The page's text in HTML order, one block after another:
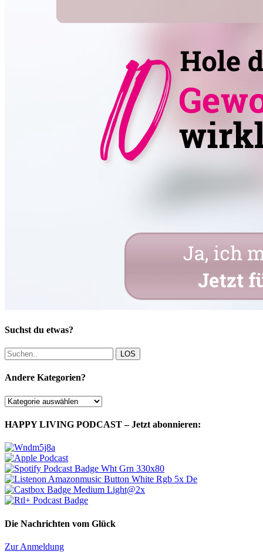
Suchst du etwas?
LOS
Andere Kategorien?
Andere
HAPPY LIVING PODCAST – Jetzt abonnieren:
Die Nachrichten vom Glück
Zur Anmeldung